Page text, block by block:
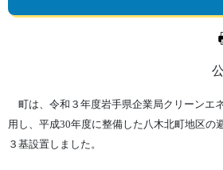
町は、令和３年度岩手県企業局クリーンエ
用し、平成30年度に整備した八木北町地区の
３基設置しました。